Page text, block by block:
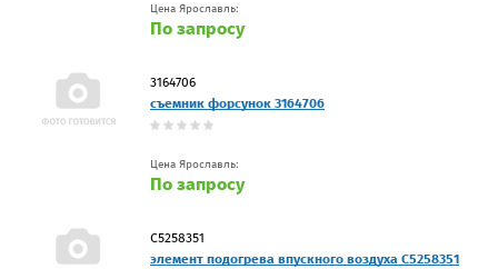
Цена Ярославль:
По запросу
3164706
съемник форсунок 3164706
Цена Ярославль:
По запросу
C5258351
элемент подогрева впускного воздуха C5258351